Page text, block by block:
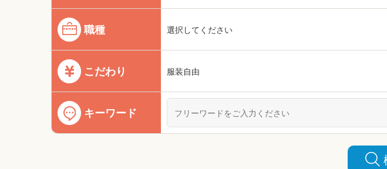
職種 選択してください
こだわり 服装自由
キーワード